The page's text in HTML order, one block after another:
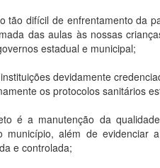
tão difícil de enfrentamento da
das aulas às nossas
estadual e municipal;
devidamente
os protocolos sanitários
é a manutenção da
município, além de evidenciar
e controlada;